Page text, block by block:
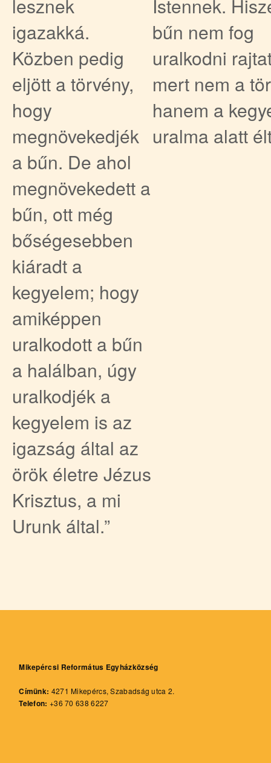
lesznek
igazakká.
Közben pedig
eljött a törvény,
hogy
megnövekedjék
a bűn. De ahol
megnövekedett a
bűn, ott még
bőségesebben
kiáradt a
kegyelem; hogy
amiképpen
uralkodott a bűn
a halálban, úgy
uralkodjék a
kegyelem is az
igazság által az
örök életre Jézus
Krisztus, a mi
Urunk által.”
Istennek.
bűn nem fog
uralkodni
mert nem a
hanem a
uralma alatt
Mikepércsi Református Egyházközség
Címünk: 4271 Mikepércs, Szabadság utca 2.
Telefon: +36 70 638 6227